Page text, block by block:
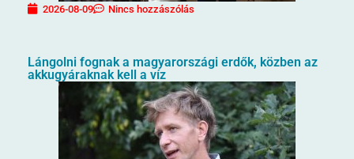
2026-08-09 Nincs hozzászólás
Lángolni fognak a magyarországi erdők, közben az
akkugyáraknak kell a víz